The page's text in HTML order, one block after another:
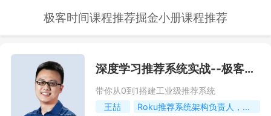
极客时间课程推荐掘金小册课程推荐
深度学习推荐系统实战--极客时间课程推荐/优惠
带你从0到1搭建工业级推荐系统
王喆
Roku推荐系统架构负责人，前hulu高级研究员，《深度学习推荐系统》作者